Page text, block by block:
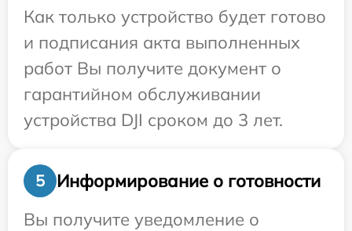
Как только устройство будет готово
и подписания акта выполненных
работ Вы получите документ о
гарантийном обслуживании
устройства DJI сроком до 3 лет.
5
Информирование о готовности
Вы получите уведомление о